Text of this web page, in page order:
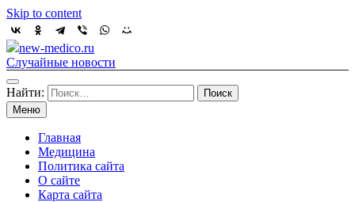
Skip to content
new-medico.ru
Случайные новости
Найти:
Меню
Главная
Медицина
Политика сайта
О сайте
Карта сайта